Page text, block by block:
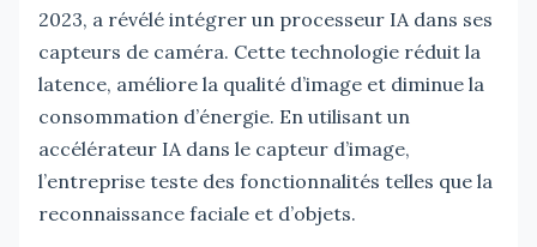
2023, a révélé intégrer un processeur IA dans ses
capteurs de caméra. Cette technologie réduit la
latence, améliore la qualité d’image et diminue la
consommation d’énergie. En utilisant un
accélérateur IA dans le capteur d’image,
l’entreprise teste des fonctionnalités telles que la
reconnaissance faciale et d’objets.